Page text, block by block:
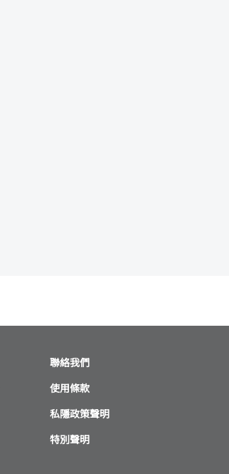
聯絡我們
使用條款
私隱政策聲明
特別聲明